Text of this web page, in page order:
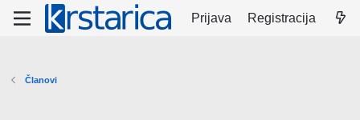
Prijava Registracija
Članovi